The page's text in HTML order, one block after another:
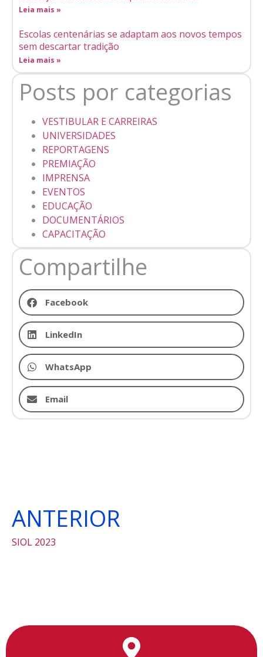
Leia mais »
Escolas centenárias se adaptam aos novos tempos
sem descartar tradição
Leia mais »
Posts por categorias
VESTIBULAR E CARREIRAS
UNIVERSIDADES
REPORTAGENS
PREMIAÇÃO
IMPRENSA
EVENTOS
EDUCAÇÃO
DOCUMENTÁRIOS
CAPACITAÇÃO
Compartilhe
Facebook
LinkedIn
WhatsApp
Email
ANTERIOR
SIOL 2023